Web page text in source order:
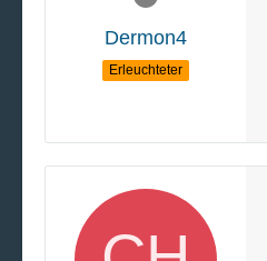
Dermon4
Erleuchteter